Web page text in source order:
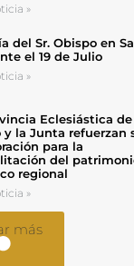
»
del Sr. Obispo en
el 19 de Julio
»
Eclesiástica de
y la Junta refuerzan
para la
del
regional
»
más